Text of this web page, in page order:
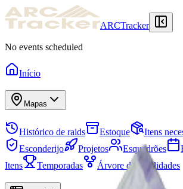
ARCTracker
No events scheduled
Início
Mapas
Histórico de raids Estoque Itens
Esconderijo
Projetos Esquadrões
Itens
Temporadas Árvore de habilidades